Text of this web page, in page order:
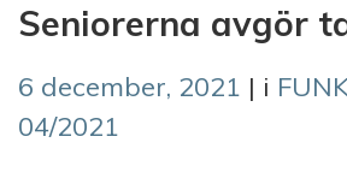
Seniorerna avgör
6 december, 2021 | i
04/2021